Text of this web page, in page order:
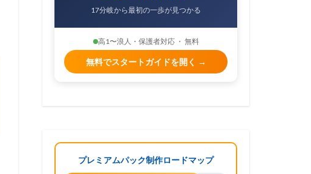
17分岐から最初の一歩が見つかる
高1〜浪人・保護者対応 ・ 無料
無料でスタートガイドを開く →
プレミアムパック制作ロードマップ